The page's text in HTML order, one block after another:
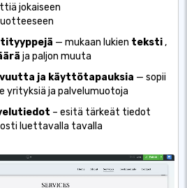
jokaiseen
— mukaan lukien teksti,
ja paljon muuta
ja käyttötapauksia — sopii
yrityksiä ja palvelumuotoja
– esitä tärkeät tiedot
luettavalla tavalla